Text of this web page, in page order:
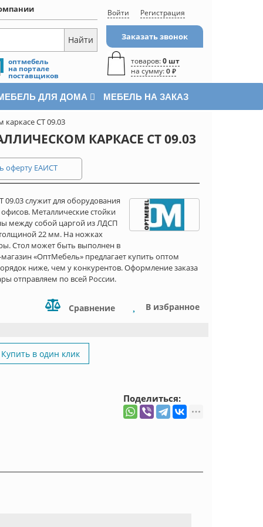
оптмебель
на портале
поставщиков
Войти Регистрация
Заказать звонок
товаров:0 шт
на сумму: 0 ₽
ДЛЯ ДОМА МЕБЕЛЬ НА ЗАКАЗ
СТ 09.03
КАРКАСЕ СТ 09.03
оферту ЕАИСТ
служит для оборудования
Металлические стойки
между собой царгой из ЛДСП
22 мм. На ножках
Стол может быть выполнен в
«ОптМебель» предлагает купить оптом
ниже, чем у конкурентов. Оформление заказа
отправляем по всей России.
Сравнение В избранное
Купить в один клик
Поделиться: